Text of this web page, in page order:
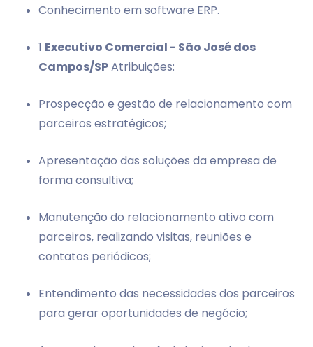
Conhecimento em software ERP.
1 Executivo Comercial - São José dos
Campos/SPAtribuições:
Prospecção e gestão de relacionamento com
parceiros estratégicos;
Apresentação das soluções da empresa de
forma consultiva;
Manutenção do relacionamento ativo com
parceiros, realizando visitas, reuniões e
contatos periódicos;
Entendimento das necessidades dos parceiros
para gerar oportunidades de negócio;